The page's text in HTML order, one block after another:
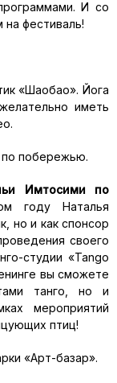
И со
фестиваль!
«Шаобао». Йога
иметь
по побережью.
Имтосими по
году Наталья
но и как спонсор
своего
студии «Tango
вы сможете
танго, но и
мероприятий
птиц!
«Арт-базар».